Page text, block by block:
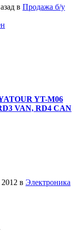
в Продажа б/у
YT-M06
VAN, RD4 CAN
2012 в Электроника